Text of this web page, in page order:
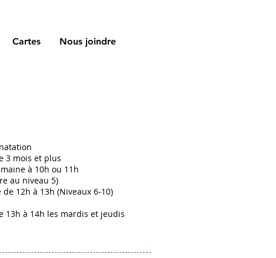
Cartes Nous joindre
3 mois et plus
à 10h ou 11h
au niveau 5)
de 12h à 13h (Niveaux 6-10)
13h à 14h les mardis et jeudis